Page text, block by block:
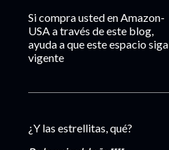
Si compra usted en Amazon-
USA a través de este blog,
ayuda a que este espacio siga
vigente
¿Y las estrellitas, qué?